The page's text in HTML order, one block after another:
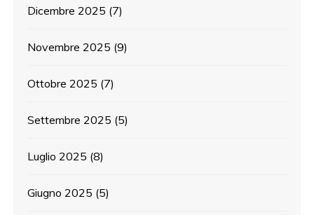
Dicembre 2025 (7)
Novembre 2025 (9)
Ottobre 2025 (7)
Settembre 2025 (5)
Luglio 2025 (8)
Giugno 2025 (5)